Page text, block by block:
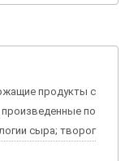
по
сыра; творог